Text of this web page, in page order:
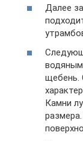
Далее
водяным
щебень.
Камни